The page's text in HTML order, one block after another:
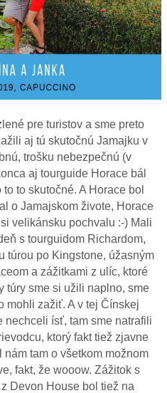
pre turistov a sme preto
aj tú skutočnú Jamajku v
trošku nebezpečnú (v
aj tourguide Horace bál
to skutočné. A Horace bol
o Jamajskom živote, Horace
velikánsku pochvalu :-) Mali
s tourguidom Richardom,
túrou po Kingstone, úžasným
a zážitkami z ulíc, ktoré
túry sme si užili naplno, sme
mohli zažiť. A v tej Čínskej
nechceli ísť, tam sme natrafili
ktorý fakt tiež zjavne
tam o všetkom možnom
fakt, že wooow. Zážitok s
Devon House bol tiež na